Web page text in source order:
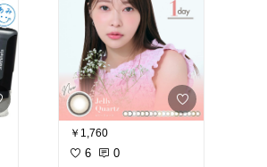
￥1,760
6 0